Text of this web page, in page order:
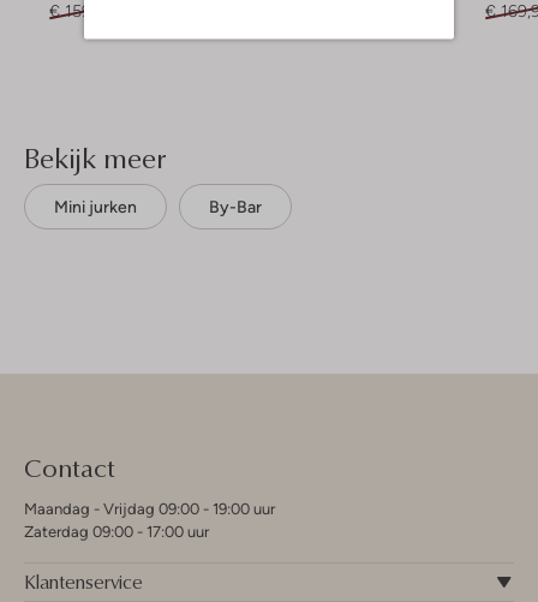
€ 159,99
€
Bekijk meer
Mini jurken By-Bar
Contact
Maandag - Vrijdag 09:00 - 19:00 uur
Zaterdag 09:00 - 17:00 uur
Klantenservice